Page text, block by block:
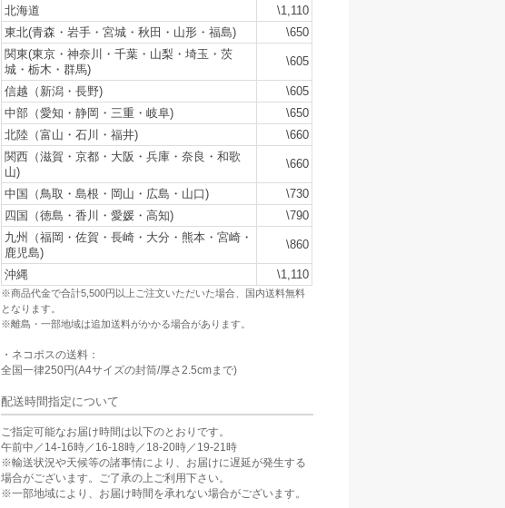
北海道
\1,110
東北(青森・岩手・宮城・秋田・山形・福島)
\650
関東(東京・神奈川・千葉・山梨・埼玉・茨
城・栃木・群馬)
\605
信越（新潟・長野)
\605
中部（愛知・静岡・三重・岐阜)
\650
北陸（富山・石川・福井)
\660
関西（滋賀・京都・大阪・兵庫・奈良・和歌
山)
\660
中国（鳥取・島根・岡山・広島・山口)
\730
四国（徳島・香川・愛媛・高知)
\790
九州（福岡・佐賀・長崎・大分・熊本・宮崎・
鹿児島)
\860
沖縄 \1,110
※商品代金で合計5,500円以上ご注文いただいた場合、国内送料無料
となります。
※離島・一部地域は追加送料がかかる場合があります。
・ネコポスの送料：
全国一律250円(A4サイズの封筒/厚さ2.5cmまで)
配送時間指定について
ご指定可能なお届け時間は以下のとおりです。
午前中／14-16時／16-18時／18-20時／19-21時
※輸送状況や天候等の諸事情により、お届けに遅延が発生する
場合がございます。ご了承の上ご利用下さい。
※一部地域により、お届け時間を承れない場合がございます。